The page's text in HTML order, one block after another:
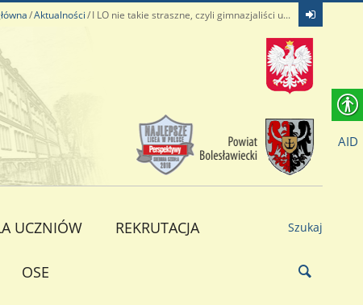
Aktualności I LO nie takie straszne, czyli gimnazjaliści u...
UCZNIÓW REKRUTACJA
OSE
Szukaj
AID